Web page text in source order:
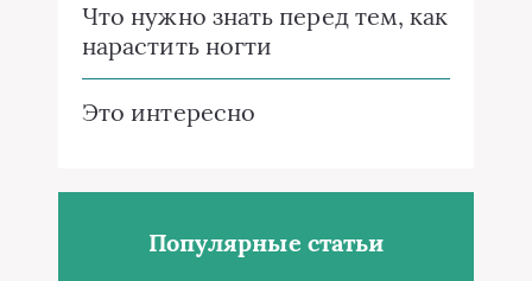
Что нужно знать перед тем, как
нарастить ногти
Это интересно
Популярные статьи